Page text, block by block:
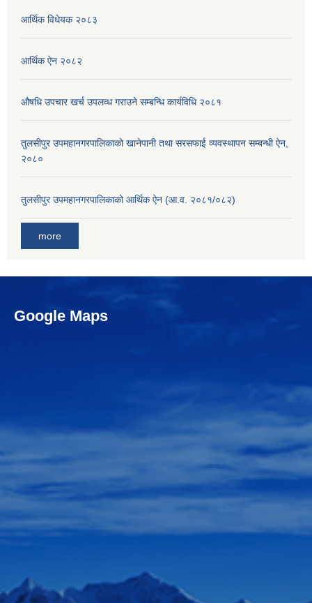
आर्थिक विधेयक २०८३
आर्थिक ऐन २०८२
औषधि उपचार खर्च उपलव्ध गराउने सम्बन्धि कार्यविधि २०८१
तुलसीपुर उपमहानगरपालिकाको खानेपानी तथा सरसफाई व्यवस्थापन सम्बन्धी ऐन,
२०८०
तुलसीपुर उपमहानगरपालिकाको आर्थिक ऐन (आ.व. २०८१/०८२)
more
Google Maps